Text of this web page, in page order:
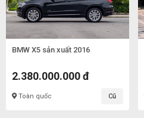
BMW X5 sản xuất 2016
2.380.000.000 đ
Toàn quốc Cũ